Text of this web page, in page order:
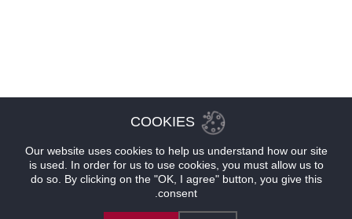
COOKIES
Our website uses cookies to help us understand how our site
is used. In order for us to use cookies, you must allow us to
do so. By clicking on the "OK, I agree" button, you give this
consent.